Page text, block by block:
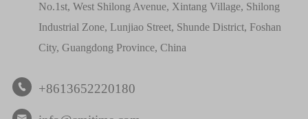
No.1st, West Shilong Avenue, Xintang Village, Shilong
Industrial Zone, Lunjiao Street, Shunde District, Foshan
City, Guangdong Province, China
 +8613652220180